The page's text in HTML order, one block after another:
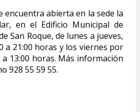
encuentra abierta en la sede la
en el Edificio Municipal de
San Roque, de lunes a jueves,
a 21:00 horas y los viernes por
a 13:00 horas. Más información
928 55 59 55.